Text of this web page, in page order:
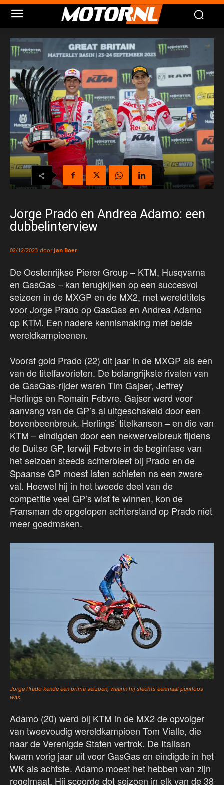
Jorge Prado en Andrea Adamo: een
dubbelinterview
02/12/2023 door Jan Boer
De Oostenrijkse Pierer Group – KTM, Husqvarna
en GasGas – kan terugkijken op een succesvol
seizoen in de MXGP en de MX2, met wereldtitels
voor Jorge Prado op GasGas en Andrea Adamo
op KTM. Een nadere kennismaking met beide
wereldkampioenen.
Vooraf gold Prado (22) dit jaar in de MXGP als een
van de titelfavorieten. De belangrijkste rivalen van
de GasGas-rijder waren Tim Gajser, Jeffrey
Herlings en Romain Febvre. Gajser werd voor
aanvang van de GP’s al uitgeschakeld door een
bovenbeenbreuk. Herlings’ titelkansen – en die van
KTM – eindigden door een nekwervelbreuk tijdens
de Duitse GP, terwijl Febvre in de beginfase van
het seizoen steeds achterbleef bij Prado en de
Spaanse GP moest laten schieten na een zware
val. Hoewel hij in het tweede deel van de
competitie veel GP’s wist te winnen, kon de
Fransman de opgelopen achterstand op Prado niet
meer goedmaken.
Jorge Prado kende een prima seizoen, waarin hij slechts eenmaal puntloos
was.
Adamo (20) werd bij KTM in de MX2 de opvolger
van tweevoudig wereldkampioen Tom Vialle, die
naar de Verenigde Staten vertrok. De Italiaan
kwam vorig jaar uit voor GasGas en eindigde in het
WK als achtste. Adamo moest het hebben van zijn
regelmaat. Hij scoorde dot seizoen in elk van de 38